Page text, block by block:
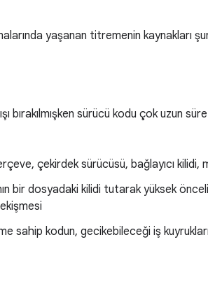
yaşanan titremenin kaynakları
bırakılmışken sürücü kodu çok uzun süre
çekirdek sürücüsü, bağlayıcı kilidi,
bir dosyadaki kilidi tutarak yüksek
sahip kodun, gecikebileceği iş